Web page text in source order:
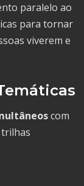
paralelo ao
para tornar
viverem e
com